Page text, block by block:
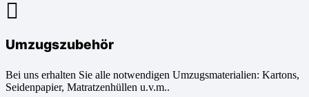
Umzugszubehör
Bei uns erhalten Sie alle notwendigen Umzugsmaterialien: Kartons,
Seidenpapier, Matratzenhüllen u.v.m..